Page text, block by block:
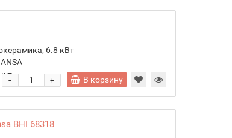
6.8 кВт
шт.
+
- В корзину
BHI 68318